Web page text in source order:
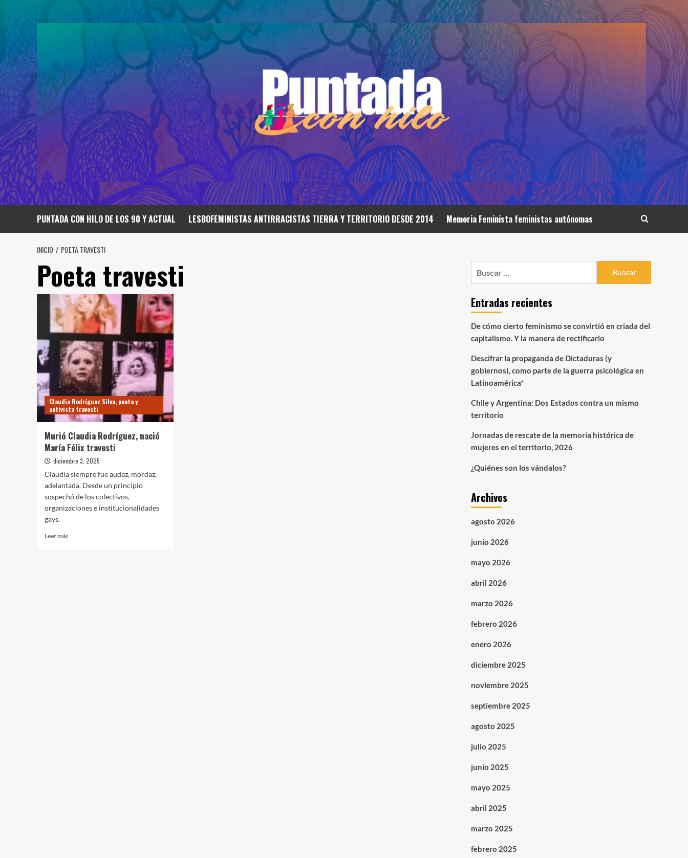
PUNTADA CON HILO DE LOS 90 Y ACTUAL LESBOFEMINISTAS ANTIRRACISTAS TIERRA Y TERRITORIO DESDE 2014 Memoria Feminista feministas autónomas
INICIO POETA TRAVESTI
Poeta travesti
Claudia Rodríguez Silva, poeta y
activista travesti
Murió Claudia Rodríguez, nació
María Félix travesti
diciembre 3, 2025
Claudia siempre fue audaz, mordaz,
adelantada. Desde un principio
sospechó de los colectivos,
organizaciones e institucionalidades
gays.
Leer másLeer
Entradas recientes
De cómo cierto feminismo se convirtió en criada del
capitalismo. Y la manera de rectificarlo
Descifrar la propaganda de Dictaduras (y
gobiernos), como parte de la guerra psicológica en
Latinoamérica*
Chile y Argentina: Dos Estados contra un mismo
territorio
Jornadas de rescate de la memoria histórica de
mujeres en el territorio, 2026
¿Quiénes son los vándalos?
Archivos
agosto 2026
junio 2026
mayo 2026
abril 2026
marzo 2026
febrero 2026
enero 2026
diciembre 2025
noviembre 2025
septiembre 2025
agosto 2025
julio 2025
junio 2025
mayo 2025
abril 2025
marzo 2025
febrero 2025